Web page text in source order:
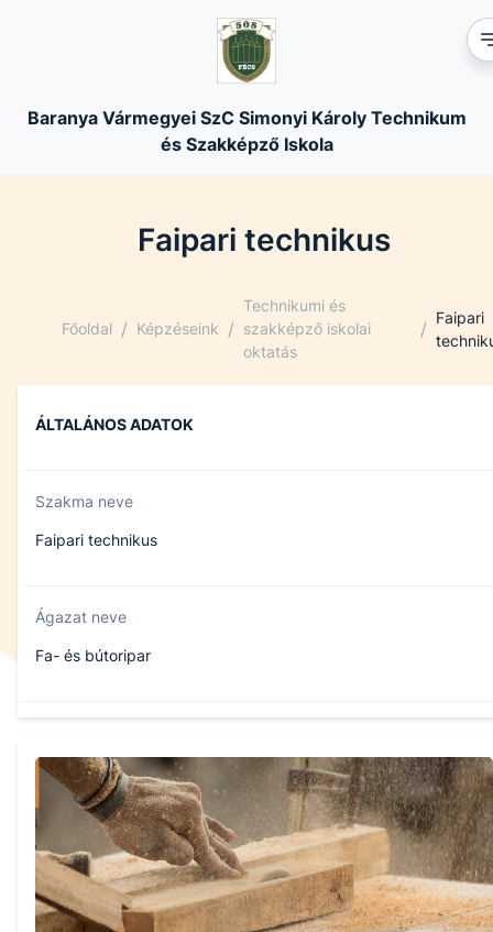
Baranya Vármegyei SzC Simonyi Károly Technikum
és Szakképző Iskola
Faipari technikus
Főoldal / Képzéseink /
Technikumi és
szakképző iskolai
oktatás
/
Faipari
ÁLTALÁNOS ADATOK
Szakma neve
Faipari technikus
Ágazat neve
Fa- és bútoripar
507220802
Képzés időtartama
5 év